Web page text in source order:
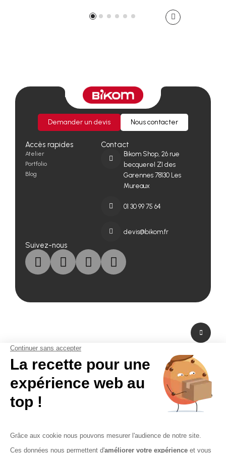
Demander un devis Nous contacter
Accès rapides
Atelier
Portfolio
Blog
Contact
Bikom Shop, 26 rue
becquerel ZI des
Garennes 78130 Les
Mureaux
01 30 99 75 64
devis@bikom.fr
Suivez-nous
A propos de nous
Fabricant de PLV en carton et fabricant de stand modulaire, Bikom est situé
dans les Yvelines en Ile-de-France. A peine à 20 mn de Paris La Défense,
Bikom peut fabriquer et livrer dans l'urgence. Proposant une large gamme
de produits et services, de la création graphique à la fabrication en passant
16 ans, Bikom accompagne les entreprises pour communiquer efficacement